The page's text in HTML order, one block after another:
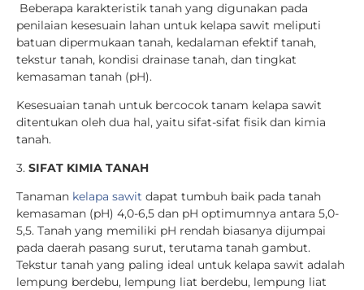
Beberapa karakteristik tanah yang digunakan pada
penilaian kesesuain lahan untuk kelapa sawit meliputi
batuan dipermukaan tanah, kedalaman efektif tanah,
tekstur tanah, kondisi drainase tanah, dan tingkat
kemasaman tanah (pH).
Kesesuaian tanah untuk bercocok tanam kelapa sawit
ditentukan oleh dua hal, yaitu sifat-sifat fisik dan kimia
tanah.
3. SIFAT KIMIA TANAH
Tanaman kelapa sawit dapat tumbuh baik pada tanah
kemasaman (pH) 4,0-6,5 dan pH optimumnya antara 5,0-
5,5. Tanah yang memiliki pH rendah biasanya dijumpai
pada daerah pasang surut, terutama tanah gambut.
Tekstur tanah yang paling ideal untuk kelapa sawit adalah
lempung berdebu, lempung liat berdebu, lempung liat